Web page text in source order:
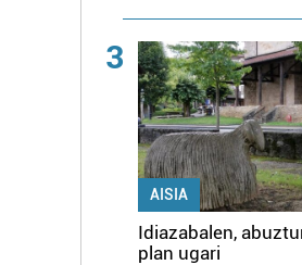
3
AISIA
Idiazabalen,
plan ugari